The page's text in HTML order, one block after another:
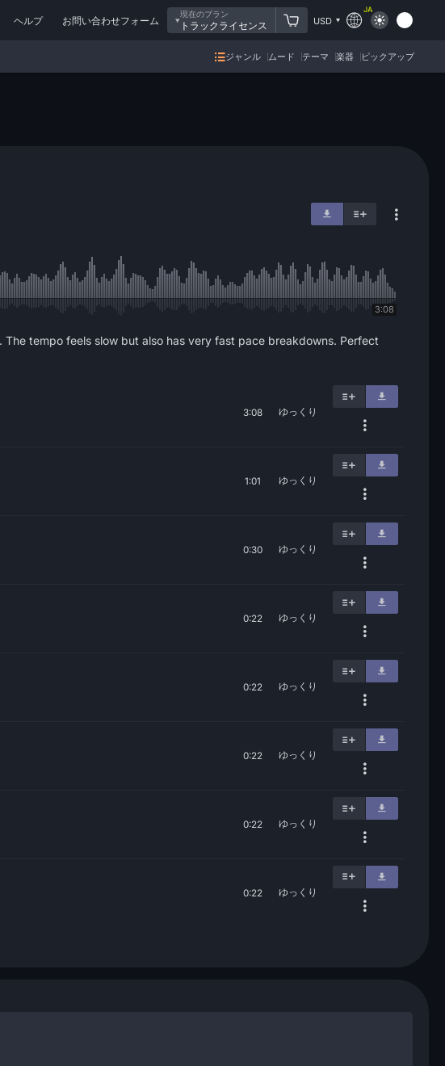
ヘルプ お問い合わせフォーム
現在のプラン
トラックライセンス USD
JA
ジャンル ムード テーマ 楽器 ピックアップ
3:08
tempo feels slow but also has very fast pace breakdowns. Perfect
3:08 ゆっくり
1:01 ゆっくり
0:30 ゆっくり
0:22 ゆっくり
0:22 ゆっくり
0:22 ゆっくり
0:22 ゆっくり
0:22 ゆっくり